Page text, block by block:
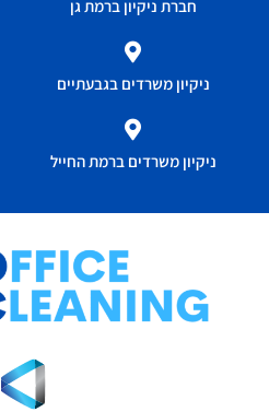
חברת ניקיון ברמת גן
ניקיון משרדים בגבעתיים
ניקיון משרדים ברמת החייל